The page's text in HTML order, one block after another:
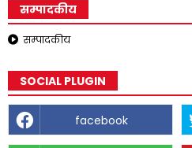
सम्पादकीय
सम्पादकीय
SOCIAL PLUGIN
facebook